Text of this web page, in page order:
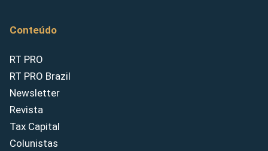
Conteúdo
RT PRO
RT PRO Brazil
Newsletter
Revista
Tax Capital
Colunistas